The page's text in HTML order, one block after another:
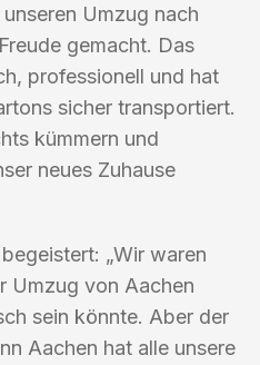
Umzug nach
gemacht. Das
professionell und hat
sicher transportiert.
kümmern und
neues Zuhause
„Wir waren
Umzug von Aachen
sein könnte. Aber der
Aachen hat alle unsere